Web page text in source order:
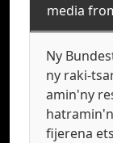
media
Ny
ny raki-
amin'ny
fijerena